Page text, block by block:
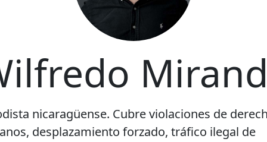
nicaragüense. Cubre violaciones de
desplazamiento forzado, tráfico ilegal de